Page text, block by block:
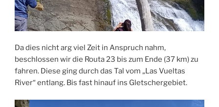
Da dies nicht arg viel Zeit in Anspruch nahm,
beschlossen wir die Routa 23 bis zum Ende (37 km) zu
fahren. Diese ging durch das Tal vom „Las Vueltas
River“ entlang. Bis fast hinauf ins Gletschergebiet.